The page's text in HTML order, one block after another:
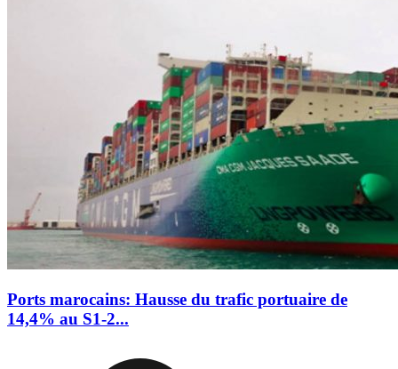
Ports marocains: Hausse du trafic portuaire de
14,4% au S1-2...